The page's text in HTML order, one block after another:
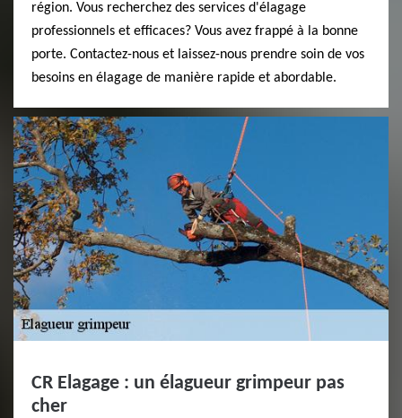
région. Vous recherchez des services d'élagage
professionnels et efficaces? Vous avez frappé à la bonne
porte. Contactez-nous et laissez-nous prendre soin de vos
besoins en élagage de manière rapide et abordable.
CR Elagage : un élagueur grimpeur pas
cher